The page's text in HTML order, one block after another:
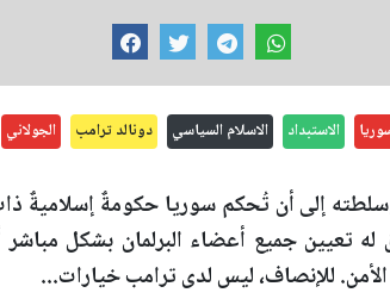
الاستبداد الاسلام السياسي دونالد ترامب الجولاني
إلى أن تُحكم سوريا حكومةٌ إسلاميةٌ
تعيين جميع أعضاء البرلمان بشكل مباشر
للإنصاف، ليس لدى ترامب خيارات...